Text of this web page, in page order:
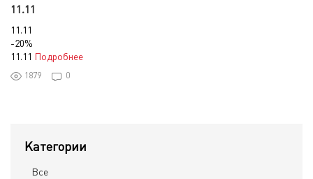
11.11
11.11
-20%
11.11 Подробнее
1879 0
Категории
Все